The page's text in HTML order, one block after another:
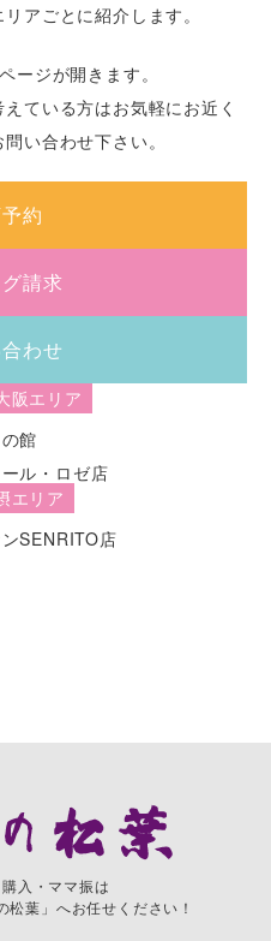
アごとに紹介します。
ージが開きます。
ている方はお気軽にお近く
い合わせ下さい。
約
請求
わせ
阪エリア
館
ル・ロゼ店
エリア
SENRITO店
入・ママ振は
葉」へお任せください！